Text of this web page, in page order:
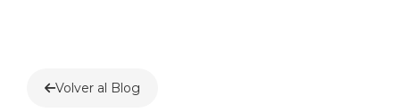
Volver al Blog